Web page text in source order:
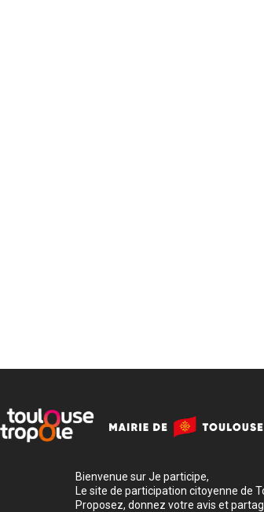
Bienvenue sur Je participe,
Le site de participation citoyenne de
Proposez, donnez votre avis et